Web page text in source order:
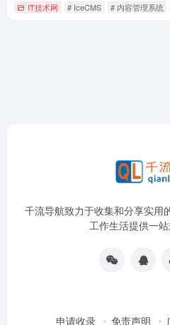
IT技术网 # IceCMS # 内容管理系统
千流导航致力于收集和分享实用
工作生活提供一站
申请收录 免责声明